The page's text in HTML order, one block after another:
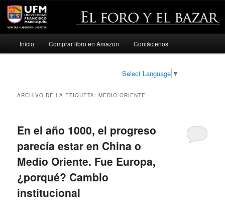
Ir
Ir
Inicio Comprar libro en Amazon Contáctenos
Select Language ▼
ARCHIVO DE LA ETIQUETA:MEDIO ORIENTE
En el año 1000, el progreso
parecía estar en China o
Medio Oriente. Fue Europa,
¿porqué? Cambio
institucional